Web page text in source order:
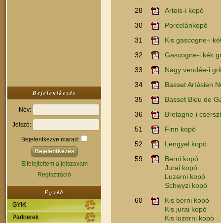
Bejelentkezés
Név:
Jelszó:
Bejelentkezve marad:
Elfelejtettem a jelszavam
Regisztráció
Egyéb
GYIK
Partnerek
28
Artois-i kopó
30
Porcelánkopó
31
Kis gascogne-i
32
Gascogne-i kék
33
Nagy vendée-i
34
Basset Artésien
35
Basset Bleu de
36
Bretagne-i
51
Finn kopó
52
Lengyel kopó
59
Berni kopó
Jurai kopó
Luzerni kopó
Schwyzi kopó
60
Kis berni kopó
Kis jurai kopó
Kis luzerni kopó